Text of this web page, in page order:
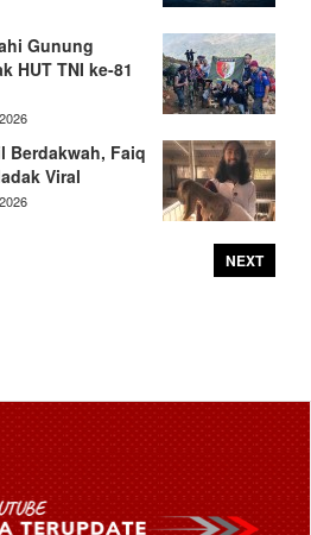
Gunung
HUT TNI ke-81
Berdakwah, Faiq
Viral
NEXT